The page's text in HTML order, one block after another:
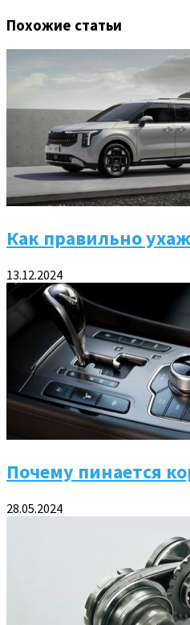
Похожие статьи
Как правильно
13.12.2024
Почему пинается
28.05.2024